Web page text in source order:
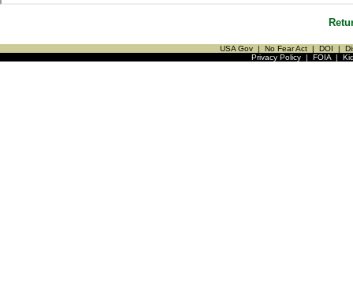
USA Gov | No Fear Act | DOI |
Privacy Policy| FOIA|